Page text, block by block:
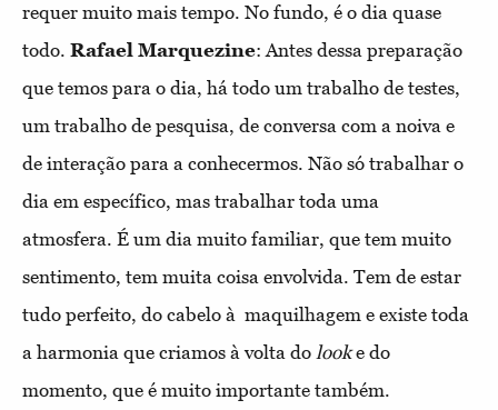
requer muito mais tempo. No fundo, é o dia quase
todo. Rafael Marquezine: Antes dessa preparação
que temos para o dia, há todo um trabalho de testes,
um trabalho de pesquisa, de conversa com a noiva e
de interação para a conhecermos. Não só trabalhar o
dia em específico, mas trabalhar toda uma
atmosfera. É um dia muito familiar, que tem muito
sentimento, tem muita coisa envolvida. Tem de estar
tudo perfeito, do cabelo à maquilhagem e existe toda
a harmonia que criamos à volta do looke do
momento, que é muito importante também.